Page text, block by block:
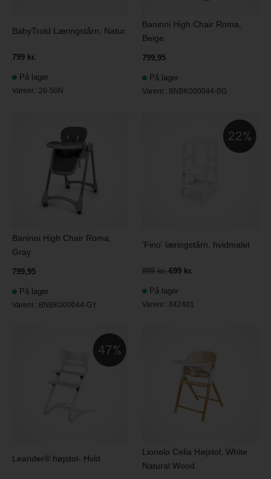
BabyTrold Læringstårn, Natur
799 kr.
På lager
Varenr.: 20-50N
Baninni High Chair Roma,
Beige
799,95
På lager
Varenr.: BNBK000044-BG
Baninni High Chair Roma,
Gray
799,95
På lager
Varenr.: BNBK000044-GY
22
'Fino' læringstårn, hvidmalet
899 kr.699 kr.
På lager
Varenr.: 842401
47
Leander® højstol- Hvid
Lionelo Celia Højstol, White
Natural Wood